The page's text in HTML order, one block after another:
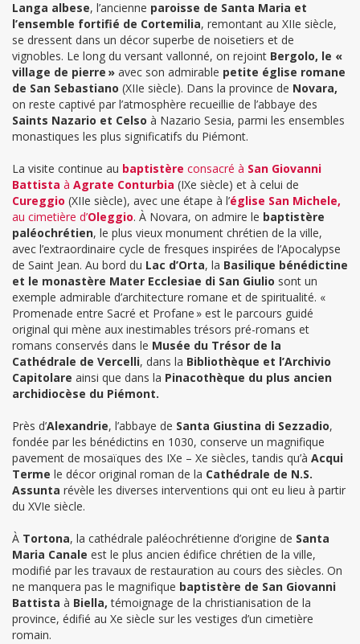
Langa albese, l’ancienne paroisse de Santa Maria et
l’ensemble fortifié de Cortemilia, remontant au XIIe siècle,
se dressent dans un décor superbe de noisetiers et de
vignobles. Le long du versant vallonné, on rejoint Bergolo, le «
village de pierre » avec son admirable petite église romane
de San Sebastiano (XIIe siècle). Dans la province de Novara,
on reste captivé par l’atmosphère recueillie de l’abbaye des
Saints Nazario et Celso à Nazario Sesia, parmi les ensembles
monastiques les plus significatifs du Piémont.
La visite continue au baptistère consacré à San Giovanni
Battista à Agrate Conturbia (IXe siècle) et à celui de
Cureggio (XIIe siècle), avec une étape à l’église San Michele,
au cimetière d’Oleggio. À Novara, on admire le baptistère
paléochrétien, le plus vieux monument chrétien de la ville,
avec l’extraordinaire cycle de fresques inspirées de l’Apocalypse
de Saint Jean. Au bord du Lac d’Orta, la Basilique bénédictine
et le monastère Mater Ecclesiae di San Giulio sont un
exemple admirable d’architecture romane et de spiritualité. «
Promenade entre Sacré et Profane » est le parcours guidé
original qui mène aux inestimables trésors pré-romans et
romans conservés dans le Musée du Trésor de la
Cathédrale de Vercelli, dans la Bibliothèque et l’Archivio
Capitolare ainsi que dans la Pinacothèque du plus ancien
archidiocèse du Piémont.
Près d’Alexandrie, l’abbaye de Santa Giustina di Sezzadio,
fondée par les bénédictins en 1030, conserve un magnifique
pavement de mosaïques des IXe – Xe siècles, tandis qu’à Acqui
Terme le décor original roman de la Cathédrale de N.S.
Assunta révèle les diverses interventions qui ont eu lieu à partir
du XVIe siècle.
À Tortona, la cathédrale paléochrétienne d’origine de Santa
Maria Canale est le plus ancien édifice chrétien de la ville,
modifié par les travaux de restauration au cours des siècles. On
ne manquera pas le magnifique baptistère de San Giovanni
Battista à Biella,témoignage de la christianisation de la
province, édifié au Xe siècle sur les vestiges d’un cimetière
romain.